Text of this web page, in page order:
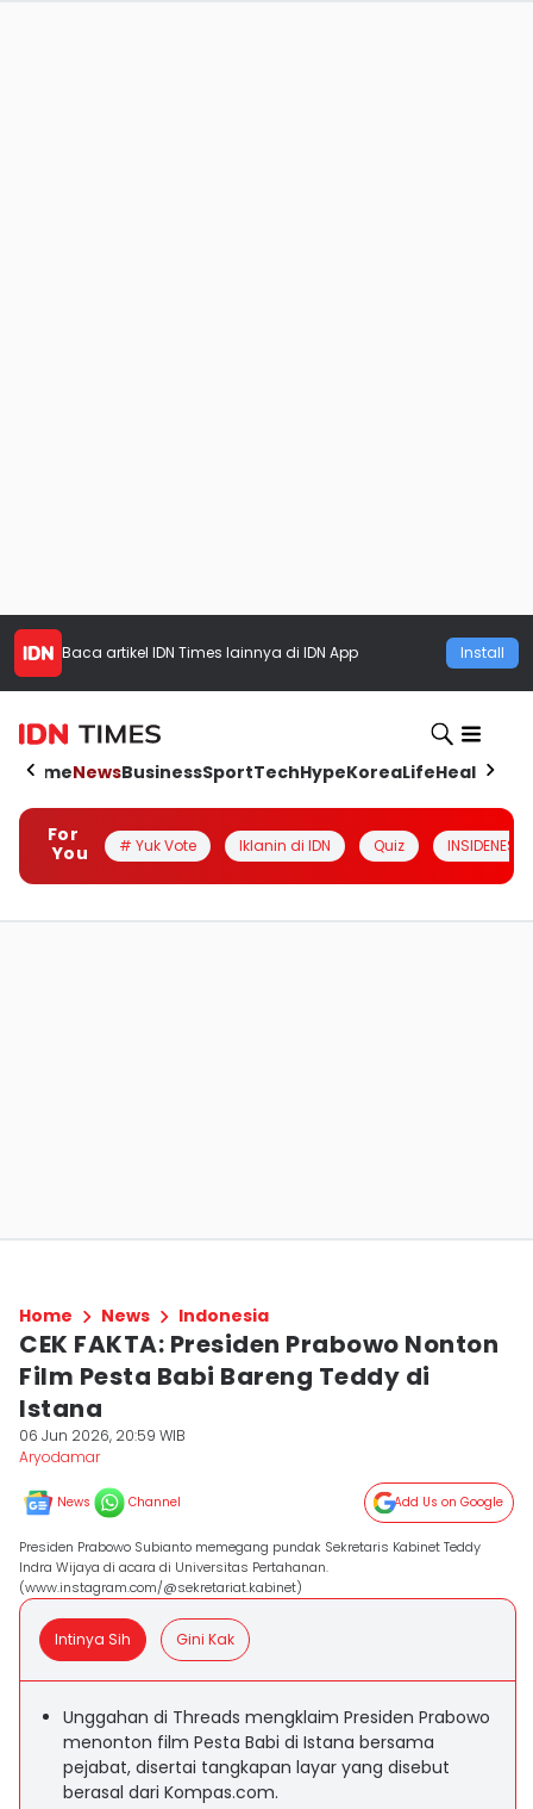
Baca artikel IDN Times lainnya di IDN App Install
HomeNewsBusinessSportTechHypeKoreaLifeHealth
For
You
# Yuk Vote Iklanin di IDN Quiz INSIDENESIA
Home News Indonesia
CEK FAKTA: Presiden Prabowo Nonton
Film Pesta Babi Bareng Teddy di
Istana
06 Jun 2026, 20:59 WIB
Aryodamar
News Channel Add Us on Google
Presiden Prabowo Subianto memegang pundak Sekretaris Kabinet Teddy
Indra Wijaya di acara di Universitas Pertahanan.
(www.instagram.com/@sekretariat.kabinet)
Intinya Sih Gini Kak
Unggahan di Threads mengklaim Presiden Prabowo
menonton film Pesta Babi di Istana bersama
pejabat, disertai tangkapan layar yang disebut
berasal dari Kompas.com.